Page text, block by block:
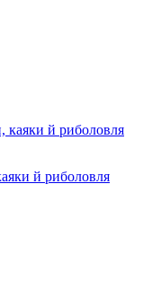
й риболовля